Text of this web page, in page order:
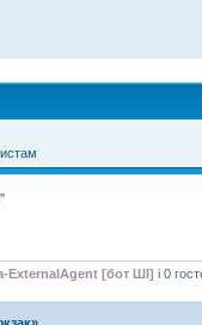
ExternalAgent [бот ШІ] і 0